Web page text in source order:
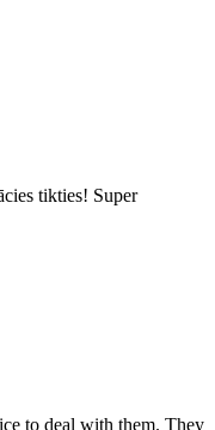
tikties! Super
to deal with them. They